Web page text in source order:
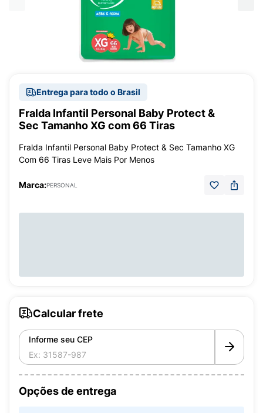
Entrega para todo o Brasil
Fralda Infantil Personal Baby Protect &
Sec Tamanho XG com 66 Tiras
Fralda Infantil Personal Baby Protect & Sec Tamanho XG
Com 66 Tiras Leve Mais Por Menos
Marca:PERSONAL
Calcular frete
Informe seu CEP
Opções de entrega